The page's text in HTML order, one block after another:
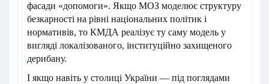
фасади «допомоги». Якщо МОЗ моделює структуру
безкарності на рівні національних політик і
нормативів, то КМДА реалізує ту саму модель у
вигляді локалізованого, інституційно захищеного
дерибану.
І якщо навіть у столиці України — під поглядами